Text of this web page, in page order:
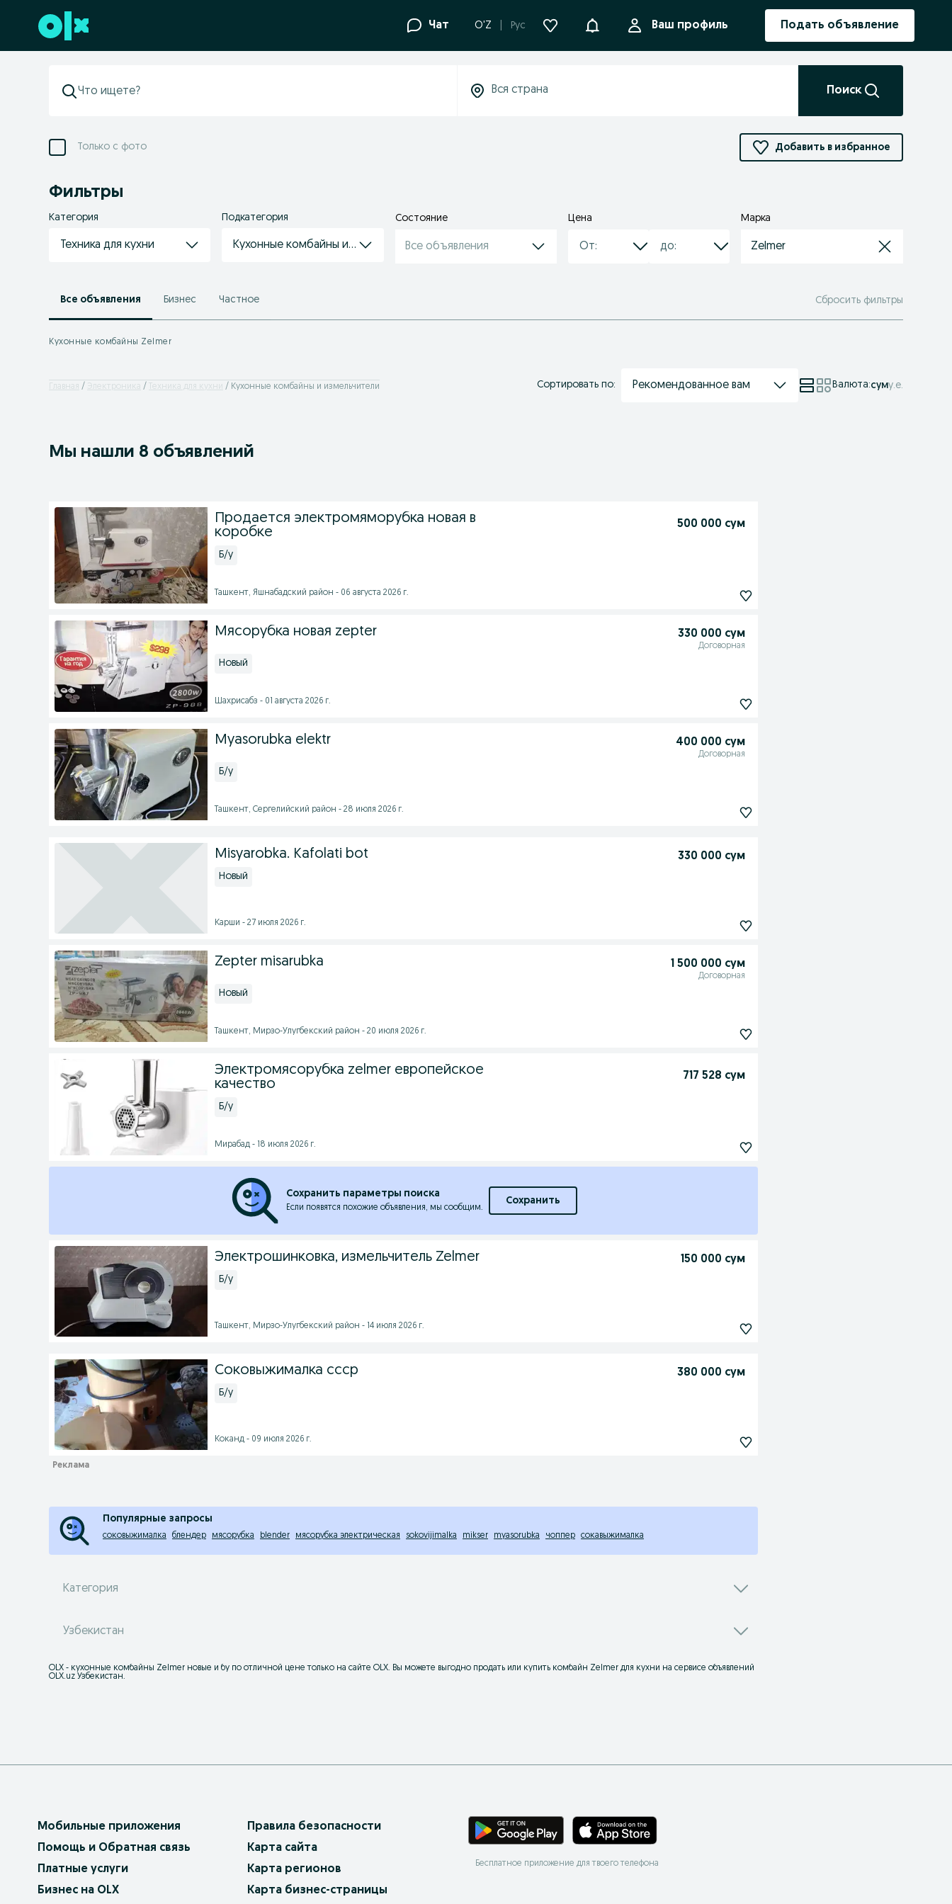
Перейти к нижнему колонтитулу Чат O'Z Рус УведомленияВаш профиль Подать объявление
Поиск
Только с фото Добавить в избранное
Фильтры
Категория
Техника для кухни
Подкатегория
Кухонные комбайны и измельчители
Состояние
Все объявления
Цена Марка
Zelmer
Все объявления Бизнес Частное Сбросить фильтры
Кухонные комбайны Zelmer
Главная Электроника Техника для кухни Кухонные комбайны и измельчители Сортировать по: Рекомендованное вам Валюта:суму.е.
Мы нашли 8 объявлений
Продается электромяморубка новая в
коробке
500 000 сум
Б/у
Ташкент, Яшнабадский район - 06 августа 2026 г.
Мясорубка новая zepter 330 000 сум
Договорная
Новый
Шахрисабз - 01 августа 2026 г.
Myasorubka elektr 400 000 сум
Договорная
Б/у
Ташкент, Сергелийский район - 28 июля 2026 г.
Misyarobka. Kafolati bot 330 000 сум
Новый
Карши - 27 июля 2026 г.
Zepter misarubka 1 500 000 сум
Договорная
Новый
Ташкент, Мирзо-Улугбекский район - 20 июля 2026 г.
Электромясорубка zelmer европейское
качество
717 528 сум
Б/у
Мирабад - 18 июля 2026 г.
Сохранить параметры поиска
Если появятся похожие объявления, мы сообщим.
Сохранить
Электрошинковка, измельчитель Zelmer 150 000 сум
Б/у
Ташкент, Мирзо-Улугбекский район - 14 июля 2026 г.
Соковыжималка ссср 380 000 сум
Б/у
Коканд - 09 июля 2026 г.
Популярные запросы
соковыжималка блендер мясорубка blender мясорубка электрическая sokovijimalka mikser myasorubka чоппер сокавыжималка
Категория
Узбекистан
OLX - кухонные комбайны Zelmer новые и бу по отличной цене только на сайте OLX. Вы можете выгодно продать или купить комбайн Zelmer для кухни на сервисе объявлений
OLX.uz Узбекистан.
Мобильные приложения
Помощь и Обратная связь
Платные услуги
Бизнес на OLX
Правила безопасности
Карта сайта
Карта регионов
Карта бизнес-страницы
Бесплатное приложение для твоего телефона